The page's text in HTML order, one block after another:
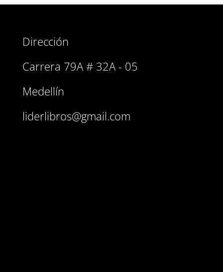
Dirección
Carrera 79A # 32A - 05
Medellín
liderlibros@gmail.com